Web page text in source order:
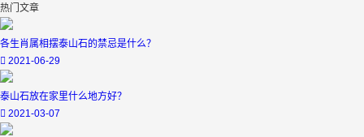
热门文章
各生肖属相摆泰山石的禁忌是什么？
2021-06-29
泰山石放在家里什么地方好？
2021-03-07